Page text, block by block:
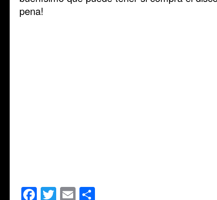
pena!
Facebook
Twitter
Email